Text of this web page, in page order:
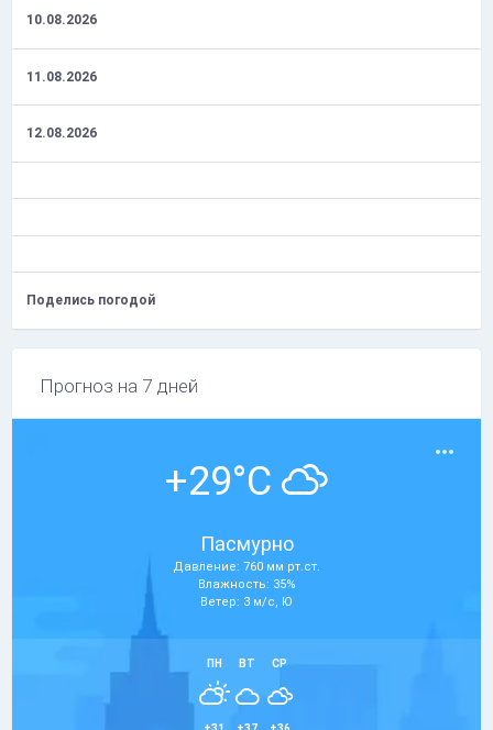
10.08.2026
11.08.2026
12.08.2026
Поделись погодой
Прогноз на 7 дней
+29°C
Пасмурно
Давление: 760 мм рт.ст.
Влажность: 35%
Ветер: 3 м/с, Ю
ПН ВТ СР